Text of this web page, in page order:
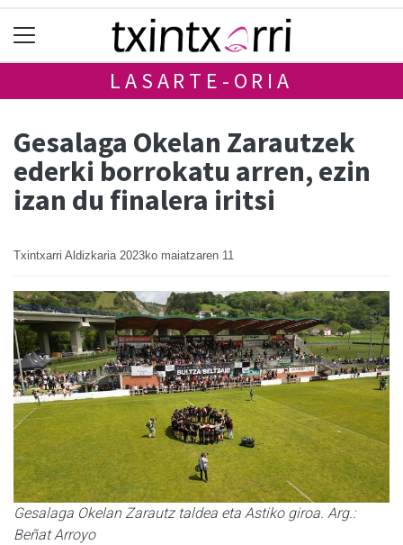
LASARTE-ORIA
Gesalaga Okelan Zarautzek
ederki borrokatu arren, ezin
izan du finalera iritsi
Txintxarri Aldizkaria 2023ko maiatzaren 11
Gesalaga Okelan Zarautz taldea eta Astiko giroa. Arg.:
Beñat Arroyo